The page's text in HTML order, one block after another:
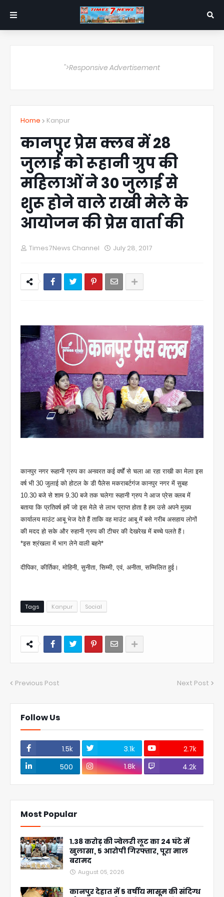
">Responsive Advertisement
Home Kanpur
कानपुर प्रेस क्लब में 28
जुलाई को रूहानी ग्रुप की
महिलाओं ने 30 जुलाई से
शुरू होने वाले राखी मेले के
आयोजन की प्रेस वार्ता की
Times7News Channel July 28, 2017
कानपुर नगर रूहानी ग्रुप का अनवरत कई वर्षों से चला आ रहा राखी का मेला इस
वर्ष भी 30 जुलाई को होटल के डी पैलेस मकराबर्टगंज कानपुर नगर में सुबह
10.30 बजे से शाम 9.30 बजे तक चलेगा रूहानी ग्रुप ने आज प्रेस क्लब में
बताया कि प्रतिवर्ष हमें जो इस मेले से लाभ प्राप्त होता है हम उसे अपने मुख्य
कार्यालय माउंट आबू भेज देते हैं ताकि वह माउंट आबू में बसे गरीब असहाय लोगों
की मदद हो सके और रुहानी ग्रुप की टीचर की देखरेख में बच्चे पलते हैं।
*इस श्रंखला में भाग लेने वाली बहने*
दीपिका, कीर्तिका, मोहिनी, सुनीता, सिम्मी, एवं, अनीता, सम्मिलित हुई।
Tags Kanpur Social
Previous Post Next Post
Follow Us
1.5k 3.1k
2.7k
500
1.8k 4.2k
Most Popular
1.38 करोड़ की ज्वेलरी लूट का 24 घंटे में
खुलासा, 5 आरोपी गिरफ्तार, पूरा माल
बरामद
August 05, 2026
कानपुर देहात में 5 वर्षीय मासूम की संदिग्ध